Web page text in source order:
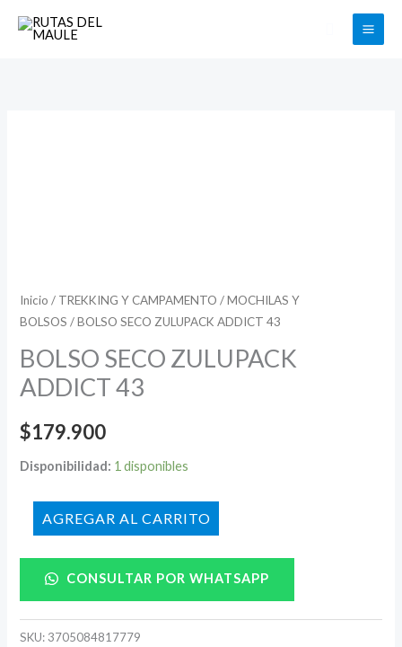
Buscar
Inicio / TREKKING Y CAMPAMENTO /MOCHILAS Y
BOLSOS / BOLSO SECO ZULUPACK ADDICT 43
BOLSO SECO ZULUPACK
ADDICT 43
$179.900
Disponibilidad: 1 disponibles
AÑADIR AL CARRITO
CONSULTAR POR WHATSAPP
SKU: 3705084817779